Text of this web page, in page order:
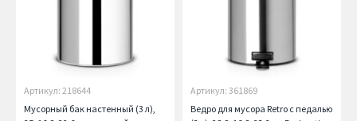
Артикул: 218644
Мусорный бак настенный (3 л),
Артикул: 361869
Ведро для мусора Retro с педалью